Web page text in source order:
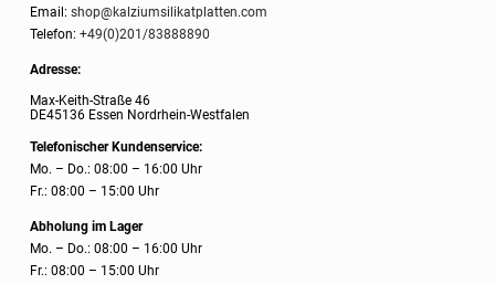
Email:shop@kalziumsilikatplatten.com
Telefon:+49(0)201/83888890
Adresse:
Max-Keith-Straße 46
DE45136 Essen Nordrhein-Westfalen
Telefonischer Kundenservice:
Mo. – Do.: 08:00 – 16:00 Uhr
Fr.: 08:00 – 15:00 Uhr
Abholung im Lager
Mo. – Do.: 08:00 – 16:00 Uhr
Fr.: 08:00 – 15:00 Uhr